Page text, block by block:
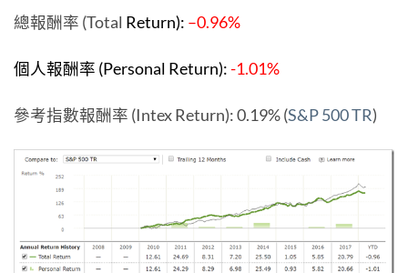
總報酬率 (Total Return): –0.96%
個人報酬率 (Personal Return):-1.01%
參考指數報酬率 (Intex Return): 0.19% (S&P 500 TR)